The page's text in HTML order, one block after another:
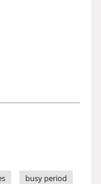
busy period